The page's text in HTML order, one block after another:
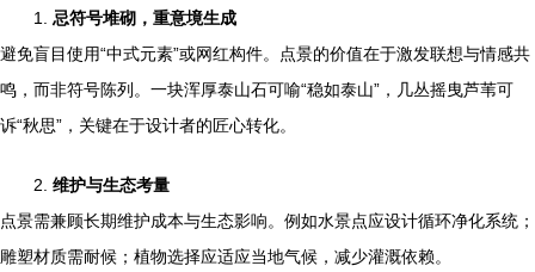
1. 忌符号堆砌，重意境生成
避免盲目使用“中式元素”或网红构件。点景的价值在于激发联想与情感共
鸣，而非符号陈列。一块浑厚泰山石可喻“稳如泰山”，几丛摇曳芦苇可
诉“秋思”，关键在于设计者的匠心转化。
2. 维护与生态考量
点景需兼顾长期维护成本与生态影响。例如水景点应设计循环净化系统；
雕塑材质需耐候；植物选择应适应当地气候，减少灌溉依赖。